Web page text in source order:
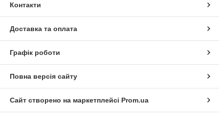
Контакти
Доставка та оплата
Графік роботи
Повна версія сайту
Сайт створено на маркетплейсі Prom.ua